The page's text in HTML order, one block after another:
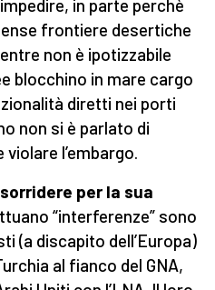
in parte perchè
frontiere desertiche
non è ipotizzabile
blocchino in mare cargo
diretti nei porti
non si è parlato di
l’embargo.
per la sua
“interferenze” sono
(a discapito dell’Europa)
al fianco del GNA,